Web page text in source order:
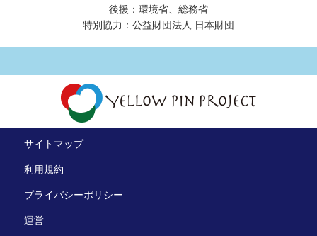
後援：環境省、総務省
特別協力：公益財団法人 日本財団
サイトマップ
利用規約
プライバシーポリシー
運営